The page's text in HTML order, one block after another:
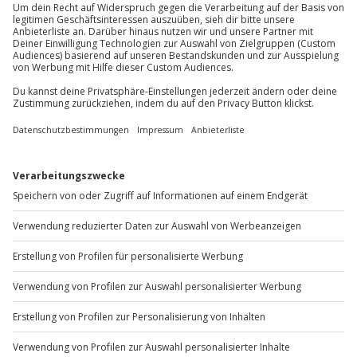
für einen Spaziergang bzw. leichte Wanderung
Teilnehmer
Gutschein gültig für 1 Person
Gruppengröße: 5-10 Personen
Mo-Fr: 8-20 Uhr | Sa: 10-16 Uhr
Du möchtest als Firma bestellen?
Sichere Dir attraktive Firmenkunden Vorteile.
+49 89 / 60 60 89 700
b2b@jochen-schweizer.de
www.b2b.jochen-schweizer.de/
Artikelnummer:65880
Andere Produkte entdecken